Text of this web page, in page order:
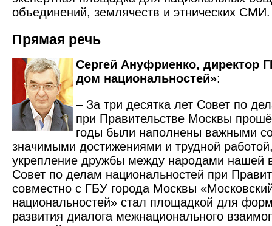
объединений, землячеств и этнических СМИ.
Прямая речь
Сергей Ануфриенко, директор
дом национальностей»:
– За три десятка лет Совет по
при Правительстве Москвы
годы были наполнены важными
значимыми достижениями и трудной
укрепление дружбы между народами нашей
Совет по делам национальностей при
совместно с ГБУ города Москвы
национальностей» стал площадкой для
развития диалога межнационального